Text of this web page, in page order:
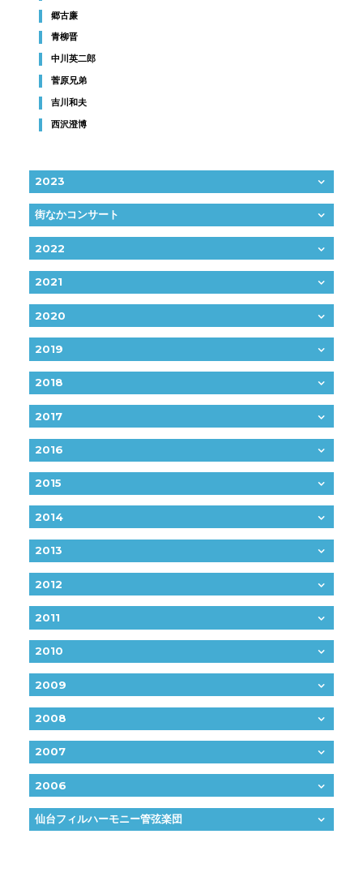
郷古廉
青柳晋
中川英二郎
菅原兄弟
吉川和夫
西沢澄博
2023
街なかコンサート
2022
2021
2020
2019
2018
2017
2016
2015
2014
2013
2012
2011
2010
2009
2008
2007
2006
仙台フィルハーモニー管弦楽団